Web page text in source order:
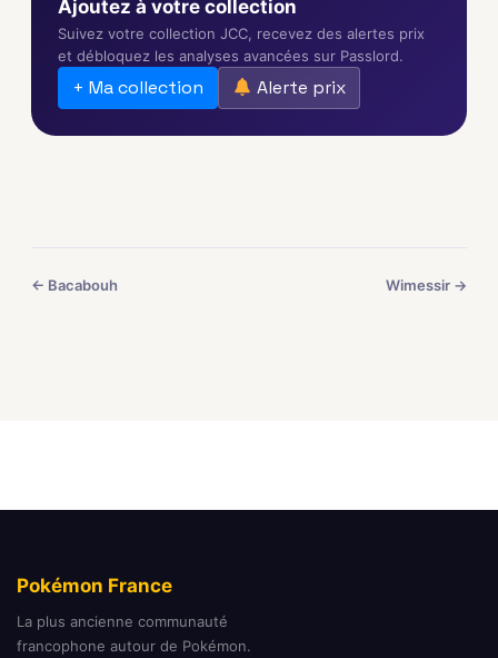
Ajoutez à votre collection
Suivez votre collection JCC, recevez des alertes prix
et débloquez les analyses avancées sur Passlord.
+ Ma collection Alerte prix
← Bacabouh Wimessir →
Pokémon France
La plus ancienne communauté
francophone autour de Pokémon.